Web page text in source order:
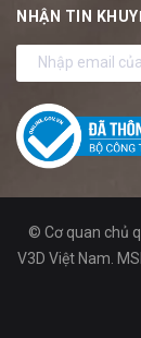
NHẬN TIN
© Cơ quan chủ
V3D Việt Nam.